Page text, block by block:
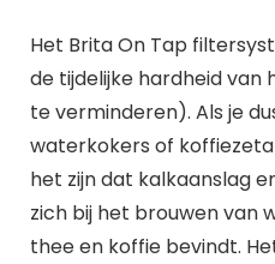
Het Brita On Tap
de tijdelijke hardheid
te verminderen). Als je
waterkokers of
het zijn dat kalkaanslag
zich bij het brouwen van
thee en koffie bevindt.